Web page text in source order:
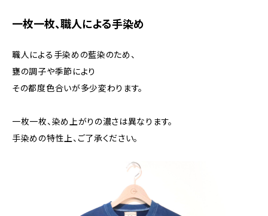
一枚一枚、職人による手染め
職人による手染めの藍染のため、
甕の調子や季節により
その都度色合いが多少変わります。
一枚一枚、染め上がりの濃さは異なります。
手染めの特性上、ご了承ください。